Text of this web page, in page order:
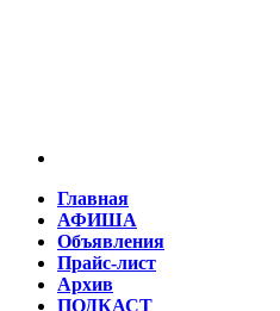
Главная
АФИША
Объявления
Прайс-лист
Архив
ПОДКАСТ